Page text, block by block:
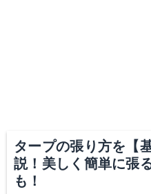
タープの張り方を【
説！美しく簡単に張
も！